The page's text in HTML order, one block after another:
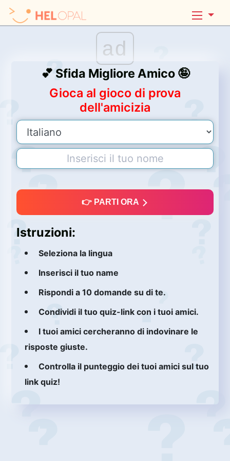
ad
💕 Sfida Migliore Amico 🤪
Gioca al gioco di prova
dell'amicizia
👉 PARTI ORA
Istruzioni:
Seleziona la lingua
Inserisci il tuo name
Rispondi a 10 domande su di te.
Condividi il tuo quiz-link con i tuoi amici.
I tuoi amici cercheranno di indovinare le
risposte giuste.
Controlla il punteggio dei tuoi amici sul tuo
link quiz!